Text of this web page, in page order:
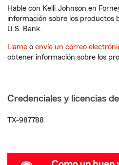
Hable con Kelli Johnson en
información sobre los productos
U.S. Bank.
Llame o envíe un correo
obtener información sobre los
Credenciales y licencias
TX-987788